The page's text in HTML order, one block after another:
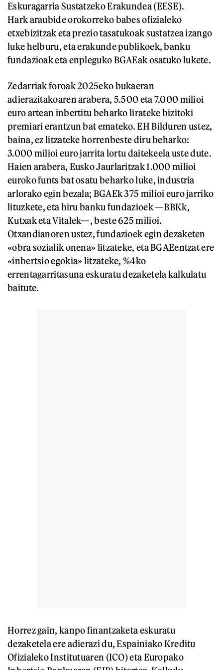
Eskuragarria Sustatzeko Erakundea (EESE).
Hark araubide orokorreko babes ofizialeko
etxebizitzak eta prezio tasatukoak sustatzea izango
luke helburu, eta erakunde publikoek, banku
fundazioak eta enpleguko BGAEak osatuko lukete.
Zedarriak foroak 2025eko bukaeran
adierazitakoaren arabera, 5.500 eta 7.000 milioi
euro artean inbertitu beharko lirateke bizitoki
premiari erantzun bat emateko. EH Bilduren ustez,
baina, ez litzateke horrenbeste diru beharko:
3.000 milioi euro jarrita lortu daitekeela uste dute.
Haien arabera, Eusko Jaurlaritzak 1.000 milioi
euroko funts bat osatu beharko luke, industria
arlorako egin bezala; BGAEk 375 milioi euro jarriko
lituzkete, eta hiru banku fundazioek —BBKk,
Kutxak eta Vitalek—, beste 625 milioi.
Otxandianoren ustez, fundazioek egin dezaketen
«obra sozialik onena» litzateke, eta BGAEentzat ere
«inbertsio egokia» litzateke, %4ko
errentagarritasuna eskuratu dezaketela kalkulatu
baitute.
Horrez gain, kanpo finantzaketa eskuratu
dezaketela ere adierazi du, Espainiako Kreditu
Ofizialeko Institutuaren (ICO) eta Europako